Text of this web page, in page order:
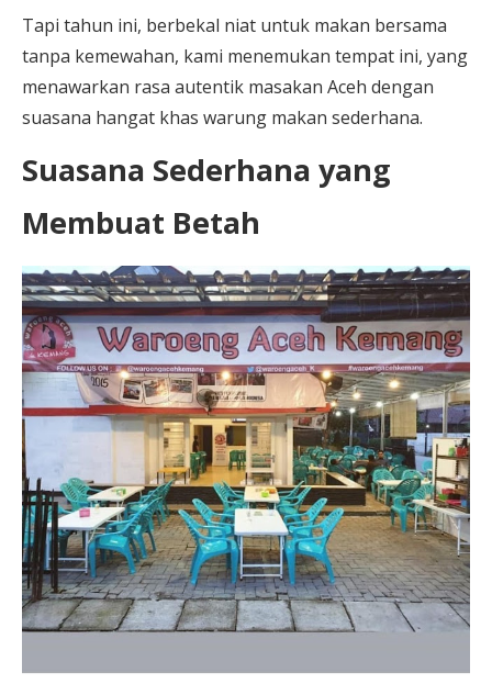
Tapi tahun ini, berbekal niat untuk makan bersama
tanpa kemewahan, kami menemukan tempat ini, yang
menawarkan rasa autentik masakan Aceh dengan
suasana hangat khas warung makan sederhana.
Suasana Sederhana yang
Membuat Betah